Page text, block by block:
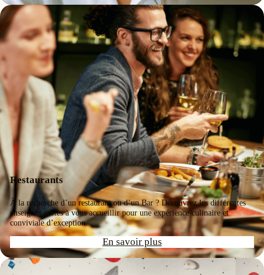
Restaurants
À la recherche d’un restaurant ou d’un Bar ? Découvrez les différentes
enseignes prêtes à vous accueillir pour une expérience culinaire et
conviviale d’exception.
En savoir plus